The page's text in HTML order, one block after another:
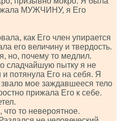
жала МУЖЧИНУ, я Его
как Его член упирается
его величину и твердость.
но, почему то медлил.
сладчайшую пытку я не
потянула Его на себя. Я
мое заждавшееся тело
прижала Его к себе.
то невероятное.